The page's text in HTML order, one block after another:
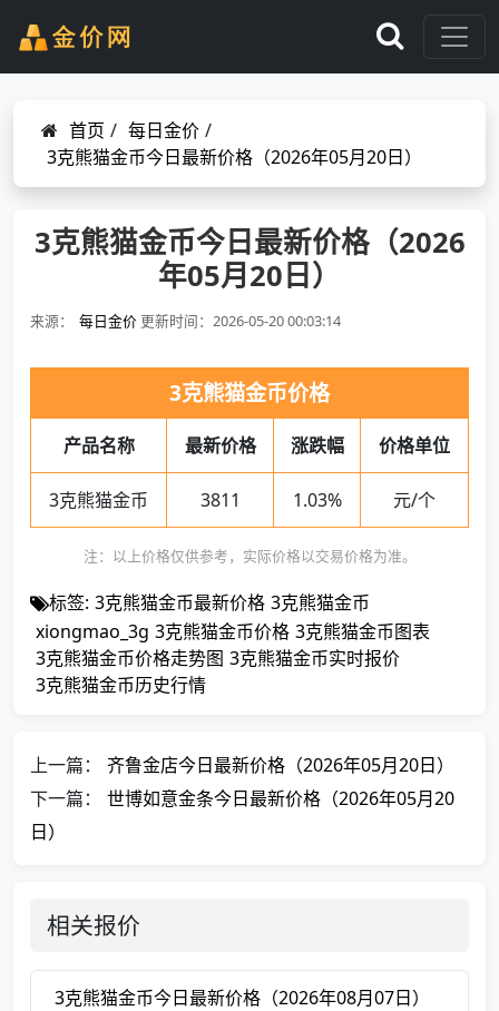
首页 / 每日金价 /
3克熊猫金币今日最新价格（2026年05月20日）
3克熊猫金币今日最新价格（2026
年05月20日）
来源： 每日金价 更新时间：2026-05-20 00:03:14
3克熊猫金币价格
产品名称 最新价格 涨跌幅 价格单位
3克熊猫金币 3811 1.03% 元/个
注：以上价格仅供参考，实际价格以交易价格为准。
标签: 3克熊猫金币最新价格 3克熊猫金币
xiongmao_3g 3克熊猫金币价格 3克熊猫金币图表
3克熊猫金币价格走势图 3克熊猫金币实时报价
3克熊猫金币历史行情
上一篇：
齐鲁金店今日最新价格（2026年05月20日）
下一篇：
世博如意金条今日最新价格（2026年05月20
日）
相关报价
3克熊猫金币今日最新价格（2026年08月07日）